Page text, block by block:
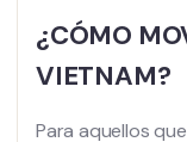
¿CÓMO
VIETNAM?
Para aquellos